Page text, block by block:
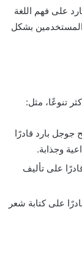
على فهم اللغة
المستخدمين بشكل
تنوعًا، مثل:
جوجل بارد قادرًا
وجذابة.
على تأليف
على كتابة شعر